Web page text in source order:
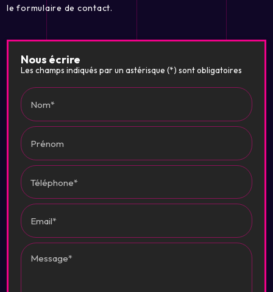
le formulaire de contact.
Nous écrire
Les champs indiqués par un astérisque (*) sont obligatoires
Nom*
Prénom
Téléphone*
Email*
Message*